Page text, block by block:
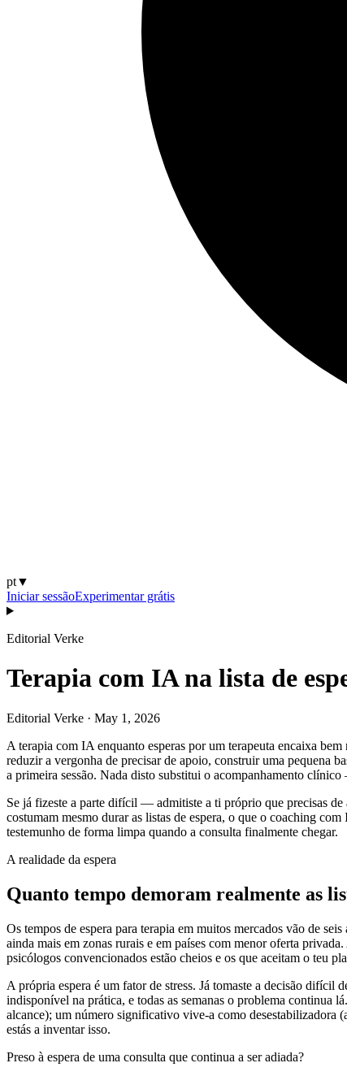
pt▼
Iniciar sessãoExperimentar grátis
Editorial Verke
Terapia com IA na lista de
Editorial Verke · May 1, 2026
A terapia com IA enquanto esperas por um terapeuta encaixa
reduzir a vergonha de precisar de apoio, construir uma pequena
a primeira sessão. Nada disto substitui o acompanhamento
Se já fizeste a parte difícil — admitiste a ti próprio que precisas
costumam mesmo durar as listas de espera, o que o coaching
testemunho de forma limpa quando a consulta finalmente chegar.
A realidade da espera
Quanto tempo demoram realmente as
Os tempos de espera para terapia em muitos mercados vão de
ainda mais em zonas rurais e em países com menor oferta
psicólogos convencionados estão cheios e os que aceitam o teu
A própria espera é um fator de stress. Já tomaste a decisão
indisponível na prática, e todas as semanas o problema continua
alcance); um número significativo vive-a como desestabilizadora
estás a inventar isso.
Preso à espera de uma consulta que continua a ser adiada?